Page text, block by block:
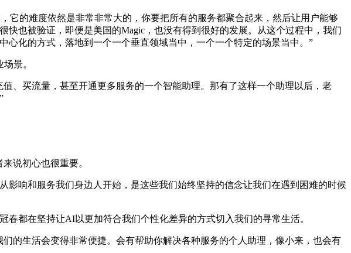
的难度依然是非常非常大的，你要把所有的服务都聚合起来，然后让用户能够
也被验证，即便是美国的Magic，也没有得到很好的发展。从这个过程中，我们
化的方式，落地到一个一个垂直领域当中，一个一个特定的场景当中。”
景。
买流量，甚至开通更多服务的一个智能助理。那有了这样一个助理以后，老
说初心也很重要。
响和服务我们身边人开始，是这些我们始终坚持的信念让我们在遇到困难的时候
都在坚持让AI以更加符合我们个性化差异的方式切入我们的寻常生活。
生活会变得非常便捷。会有帮助你解决各种服务的个人助理，像小来，也会有